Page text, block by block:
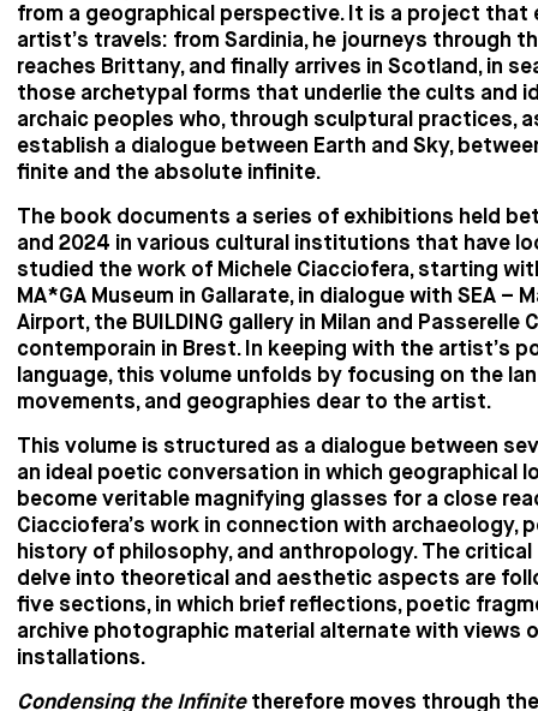
from a geographical perspective. It is a project that
artist’s travels: from Sardinia, he journeys through
reaches Brittany, and finally arrives in Scotland, in
those archetypal forms that underlie the cults and
archaic peoples who, through sculptural practices,
establish a dialogue between Earth and Sky,
finite and the absolute infinite.
The book documents a series of exhibitions held
and 2024 in various cultural institutions that have
studied the work of Michele Ciacciofera, starting
MA*GA Museum in Gallarate, in dialogue with SEA –
Airport, the BUILDING gallery in Milan and Passerelle
contemporain in Brest. In keeping with the artist’s
language, this volume unfolds by focusing on the
movements, and geographies dear to the artist.
This volume is structured as a dialogue between
an ideal poetic conversation in which geographical
become veritable magnifying glasses for a close
Ciacciofera’s work in connection with archaeology,
history of philosophy, and anthropology. The
delve into theoretical and aesthetic aspects are
five sections, in which brief reflections, poetic
archive photographic material alternate with views
installations.
Condensing the Infinite therefore moves through